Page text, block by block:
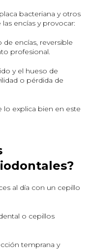
bacteriana y otros
encías y provocar:
de encías, reversible
profesional.
y el hueso de
o pérdida de
lo explica bien en este
al día con un cepillo
o cepillos
temprana y